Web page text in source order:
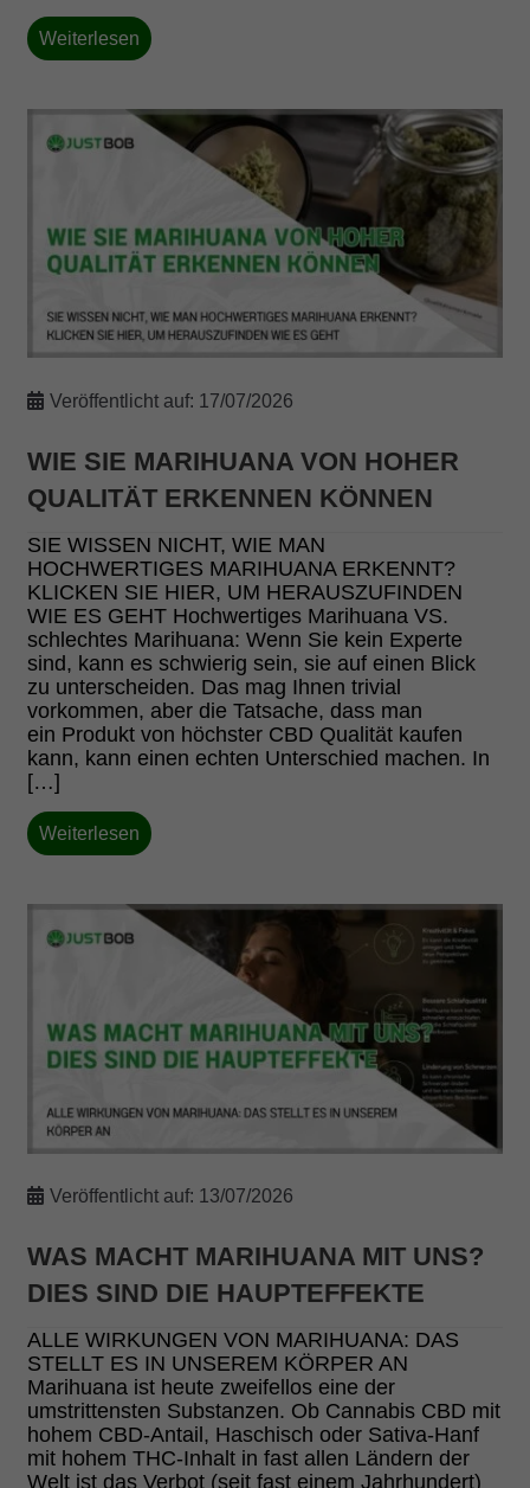
Weiterlesen
Veröffentlicht auf: 17/07/2026
WIE SIE MARIHUANA VON HOHER
QUALITÄT ERKENNEN KÖNNEN
SIE WISSEN NICHT, WIE MAN
HOCHWERTIGES MARIHUANA ERKENNT?
KLICKEN SIE HIER, UM HERAUSZUFINDEN
WIE ES GEHT Hochwertiges Marihuana VS.
schlechtes Marihuana: Wenn Sie kein Experte
sind, kann es schwierig sein, sie auf einen Blick
zu unterscheiden. Das mag Ihnen trivial
vorkommen, aber die Tatsache, dass man
ein Produkt von höchster CBD Qualität kaufen
kann, kann einen echten Unterschied machen. In
[…]
Weiterlesen
Veröffentlicht auf: 13/07/2026
WAS MACHT MARIHUANA MIT UNS?
DIES SIND DIE HAUPTEFFEKTE
ALLE WIRKUNGEN VON MARIHUANA: DAS
STELLT ES IN UNSEREM KÖRPER AN
Marihuana ist heute zweifellos eine der
umstrittensten Substanzen. Ob Cannabis CBD mit
hohem CBD-Antail, Haschisch oder Sativa-Hanf
mit hohem THC-Inhalt in fast allen Ländern der
Welt ist das Verbot (seit fast einem Jahrhundert)